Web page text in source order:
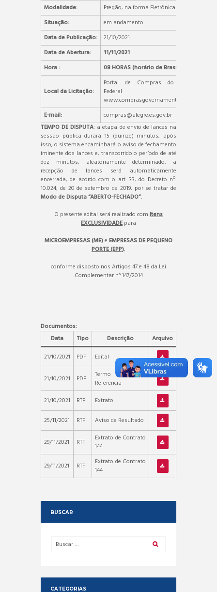
Modalidade:
Pregão, na forma Eletrônica
Situação:
em andamento
Data de Publicação:
21/10/2021
Data de Abertura:
11/11/2021
Hora :
08 HORAS (horário de Brasília)
Local da Licitação:
Portal de Compras do Governo
Federal –
www.comprasgovernamentais.gov.br.
E-mail:
compras@alegre.es.gov.br
TEMPO DE DISPUTA: a etapa de envio de lances na
sessão pública durará 15 (quinze) minutos, após
isso, o sistema encaminhará o aviso de fechamento
iminente dos lances e, transcorrido o período de até
dez minutos, aleatoriamente determinado, a
recepção de lances será automaticamente
encerrada, de acordo com o art. 33, do Decreto nº.
10.024, de 20 de setembro de 2019, por se tratar de
Modo de Disputa “ABERTO-FECHADO”.
O presente edital será realizado com Itens
EXCLUSIVIDADE para
MICROEMPRESAS (ME)e EMPRESAS DE PEQUENO
PORTE (EPP),
conforme disposto nos Artigos 47 e 48 da Lei
Complementar n° 147/2014
Documentos:
Data
Tipo Descrição
Arquivo
21/10/2021
PDF Edital
21/10/2021 PDF
Termo de
Referencia
21/10/2021
RTF Extrato
25/11/2021 RTF Aviso de Resultado
29/11/2021 RTF
Extrato de Contrato
144
29/11/2021
RTF
Extrato de Contrato
144
BUSCAR
CATEGORIAS